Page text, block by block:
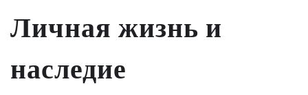
Личная жизнь и
наследие